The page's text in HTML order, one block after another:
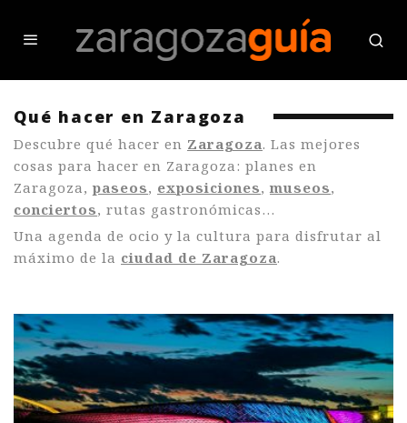
Qué hacer en Zaragoza
Descubre qué hacer en Zaragoza. Las mejores
cosas para hacer en Zaragoza: planes en
Zaragoza, paseos, exposiciones, museos,
conciertos, rutas gastronómicas…
Una agenda de ocio y la cultura para disfrutar al
máximo de la ciudad de Zaragoza.